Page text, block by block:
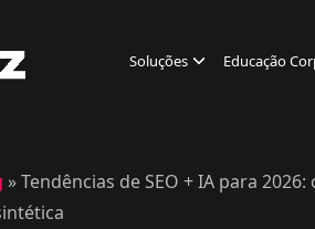
Soluções Educação
»Tendências de SEO + IA para